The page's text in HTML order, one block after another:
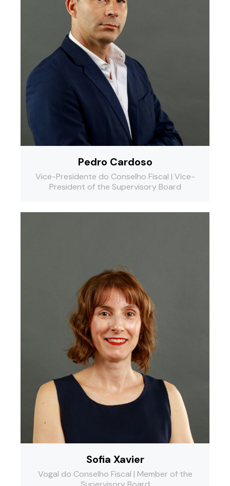
Pedro Cardoso
Vice-Presidente do Conselho Fiscal | Vice-
President of the Supervisory Board
Sofia Xavier
Vogal do Conselho Fiscal | Member of the